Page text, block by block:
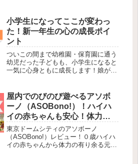
できる教育相談窓口もあります。いず
れにせよ親子の対話が不可欠です。こ
れらの対策をしつつ、うまくゲームや
インターネットと付き合っていきまし
ょう。
小学生になってここが変わっ
た！新一年生の心の成長ポイ
ント
ついこの間まで幼稚園・保育園に通う
幼児だった子どもも、小学生になると
一気に心身ともに成長します！娘が小
屋内でのびのび遊べるアソボ
ーノ（ASOBono!）！ハイハ
イの赤ちゃんも安心！体力の
有り余った子供も、雨の日で
も遊び倒せる！
東京ドームシティのアソボーノ
（ASOBono!）レビュー！０歳ハイハ
イの赤ちゃんから体力の有り余る元気